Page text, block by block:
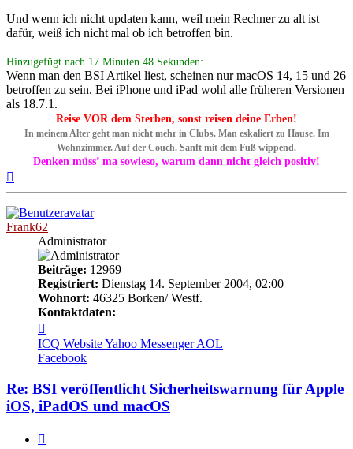
Und wenn ich nicht updaten kann, weil mein Rechner zu alt ist
dafür, weiß ich nicht mal ob ich betroffen bin.
Hinzugefügt nach 17 Minuten 48 Sekunden:
Wenn man den BSI Artikel liest, scheinen nur macOS 14, 15 und 26
betroffen zu sein. Bei iPhone und iPad wohl alle früheren Versionen
als 18.7.1.
Reise VOR dem Sterben, sonst reisen deine Erben!
In meinem Alter geht man nicht mehr in Clubs. Man eskaliert zu Hause. Im
Wohnzimmer. Auf der Couch. Sanft mit dem Fuß wippend.
Denken müss’ ma sowieso, warum dann nicht gleich positiv!
Frank62
Administrator
Beiträge: 12969
Registriert: Dienstag 14. September 2004, 02:00
Wohnort: 46325 Borken/ Westf.
Kontaktdaten:
von
Frank62
ICQ WebsiteYahoo Messenger AOL
Facebook
Re: BSI veröffentlicht Sicherheitswarnung für Apple
iOS, iPadOS und macOS